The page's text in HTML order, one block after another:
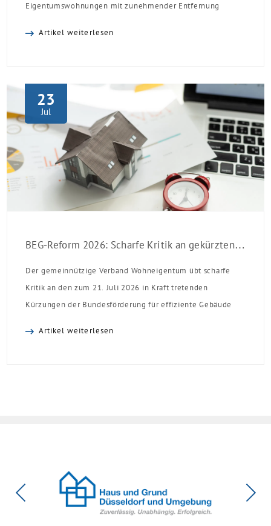
Eigentumswohnungen mit zunehmender Entfernung
Artikel weiterlesen
23
Jul
BEG-Reform 2026: Scharfe Kritik an gekürzten Sanierungsförderungen
Der gemeinnützige Verband Wohneigentum übt scharfe
Kritik an den zum 21. Juli 2026 in Kraft tretenden
Kürzungen der Bundesförderung für effiziente Gebäude
Artikel weiterlesen